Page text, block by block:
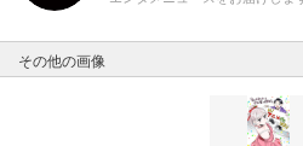
その他の画像